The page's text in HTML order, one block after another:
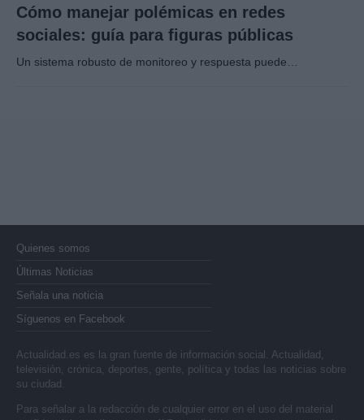
Cómo manejar polémicas en redes
sociales: guía para figuras públicas
Un sistema robusto de monitoreo y respuesta puede…
Quienes somos
Últimas Noticias
Señala una noticia
Síguenos en Facebook
Actualidad.es es la gran fuente de información social. Actualidad,
televisión, crónica, deportes, gente, política y todas las noticias sobre
su ciudad.
Para señalar a la redacción de cualquier error en el uso del material